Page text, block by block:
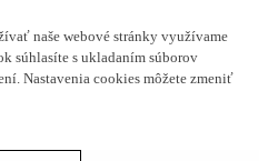
naše webové stránky využívame
súhlasíte s ukladaním súborov
Nastavenia cookies môžete zmeniť